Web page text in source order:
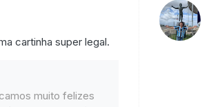
cartinha super legal.
muito felizes